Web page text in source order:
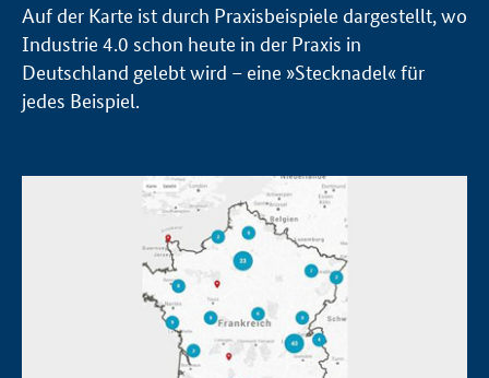
Auf der Karte ist durch Praxisbeispiele dargestellt, wo
Industrie 4.0 schon heute in der Praxis in
Deutschland gelebt wird – eine »Stecknadel« für
jedes Beispiel.